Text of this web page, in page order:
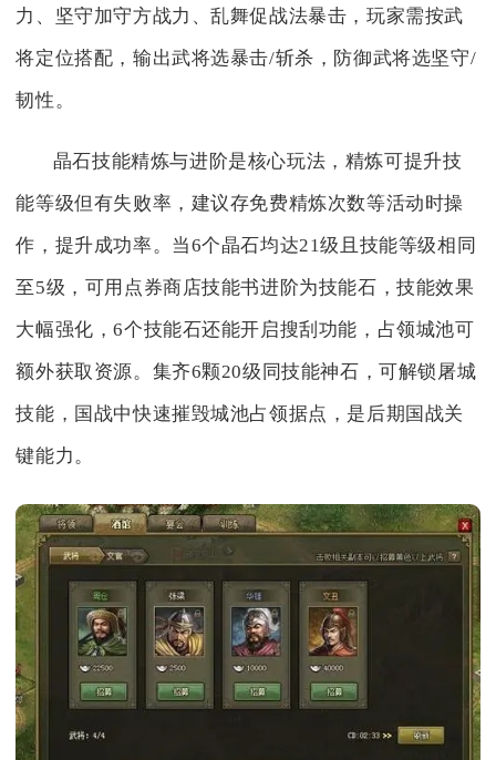
力、坚守加守方战力、乱舞促战法暴击，玩家需按武
将定位搭配，输出武将选暴击/斩杀，防御武将选坚守/
韧性。
晶石技能精炼与进阶是核心玩法，精炼可提升技
能等级但有失败率，建议存免费精炼次数等活动时操
作，提升成功率。当6个晶石均达21级且技能等级相同
至5级，可用点券商店技能书进阶为技能石，技能效果
大幅强化，6个技能石还能开启搜刮功能，占领城池可
额外获取资源。集齐6颗20级同技能神石，可解锁屠城
技能，国战中快速摧毁城池占领据点，是后期国战关
键能力。